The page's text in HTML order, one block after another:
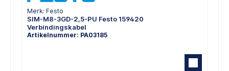
Merk: Festo
SIM-M8-3GD-2,5-PU Festo 159420
Verbindingskabel
Artikelnummer: PA03185